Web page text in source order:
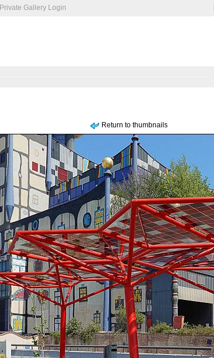
Private Gallery Login
Return to thumbnails